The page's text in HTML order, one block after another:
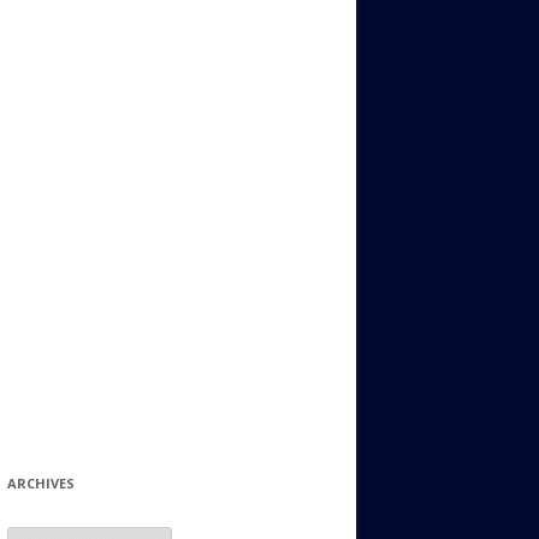
ARCHIVES
Archives